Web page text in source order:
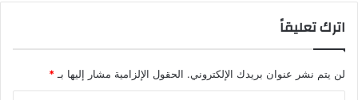
اترك تعليقاً
لن يتم نشر عنوان بريدك الإلكتروني. الحقول الإلزامية مشار إليها بـ *